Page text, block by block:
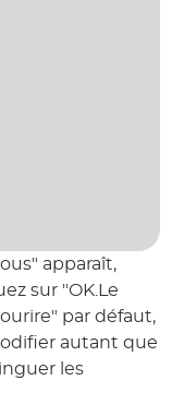
apparaît,
sur "OK.Le
par défaut,
autant que
les